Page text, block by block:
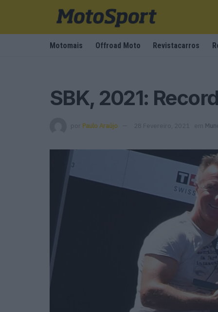
Motomais Offroad Moto Revistacarros
SBK, 2021:
por Paulo Araújo 28 Fevereiro, 2021 em